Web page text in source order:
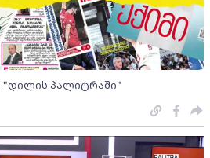
"დილის პალიტრაში"